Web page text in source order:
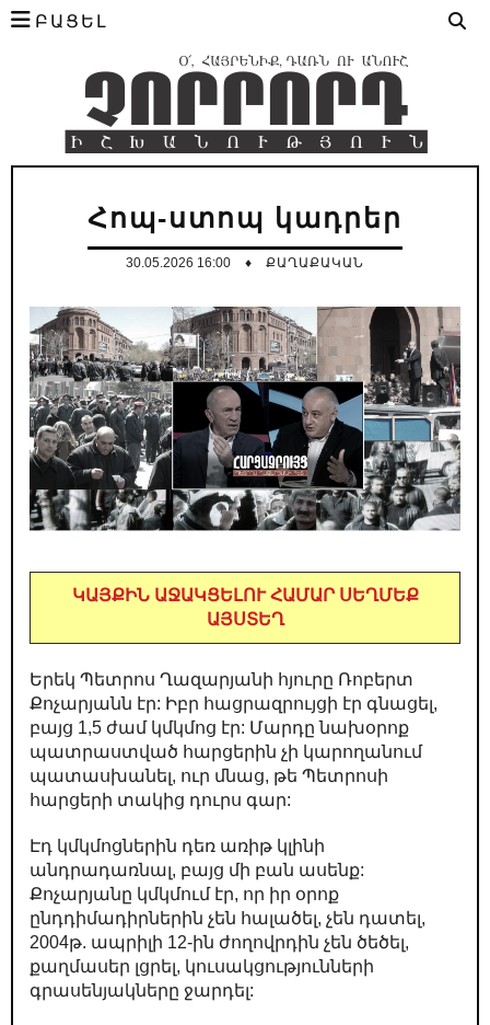
ԲԱՑԵԼ
Հոպ-ստոպ կադրեր
30.05.2026 16:00 ♦ ՔԱՂԱՔԱԿԱՆ
ԿԱՅՔԻՆ ԱՋԱԿՑԵԼՈՒ ՀԱՄԱՐ ՍԵՂՄԵՔ
ԱՅՍՏԵՂ
Երեկ Պետրոս Ղազարյանի հյուրը Ռոբերտ
Քոչարյանն էր: Իբր հացրազրույցի էր գնացել,
բայց 1,5 ժամ կմկմոց էր: Մարդը նախօրոք
պատրաստված հարցերին չի կարողանում
պատասխանել, ուր մնաց, թե Պետրոսի
հարցերի տակից դուրս գար:
Էդ կմկմոցներին դեռ առիթ կլինի
անդրադառնալ, բայց մի բան ասենք:
Քոչարյանը կմկմում էր, որ իր օրոք
ընդդիմադիրներին չեն հալածել, չեն դատել,
2004թ. ապրիլի 12-ին ժողովրդին չեն ծեծել,
քաղմասեր լցրել, կուսակցությունների
գրասենյակները ջարդել: